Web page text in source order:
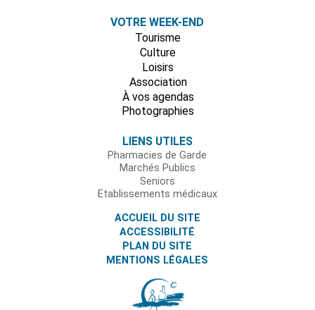
VOTRE WEEK-END
Tourisme
Culture
Loisirs
Association
À vos agendas
Photographies
LIENS UTILES
Pharmacies de Garde
Marchés Publics
Seniors
Etablissements médicaux
ACCUEIL DU SITE
ACCESSIBILITÉ
PLAN DU SITE
MENTIONS LÉGALES